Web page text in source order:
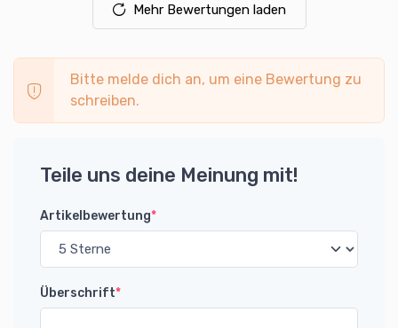
Mehr Bewertungen laden
Bitte melde dich an, um eine Bewertung zu
schreiben.
Teile uns deine Meinung mit!
Artikelbewertung*
Überschrift*